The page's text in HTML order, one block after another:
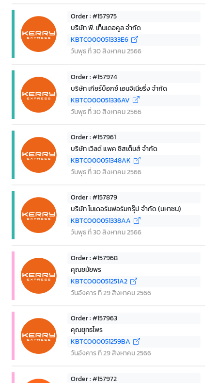
Order : #157975
บริษัท พี. เท็นเดอคูล จำกัด
KBTCO00051333E6
วันพุธ ที่ 30 สิงหาคม 2566
Order : #157974
บริษัท เกียร์บ็อกซ์ เอนจิเนียริ่ง จำกัด
KBTCO00051336AV
วันพุธ ที่ 30 สิงหาคม 2566
Order : #157961
บริษัท เวิลด์ แพค ซิสเต็มส์ จำกัด
KBTCO00051348AK
วันพุธ ที่ 30 สิงหาคม 2566
Order : #157879
บริษัท โมเดอร์นฟอร์มกรุ๊ป จำกัด (มหาชน)
KBTCO00051338AA
วันพุธ ที่ 30 สิงหาคม 2566
Order : #157968
คุณชมัยพร
KBTCO00051251A2
วันอังคาร ที่ 29 สิงหาคม 2566
Order : #157963
คุณยุทธไพร
KBTCO00051259BA
วันอังคาร ที่ 29 สิงหาคม 2566
Order : #157972